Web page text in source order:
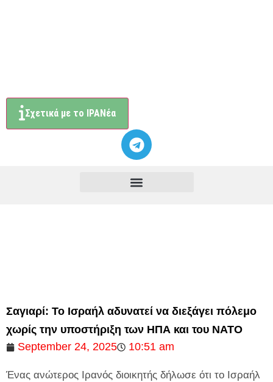
Σχετικά με το ΙΡΑΝέα
Σαγιαρί: Το Ισραήλ αδυνατεί να διεξάγει πόλεμο
χωρίς την υποστήριξη των ΗΠΑ και του ΝΑΤΟ
September 24, 2025
10:51 am
Ένας ανώτερος Ιρανός διοικητής δήλωσε ότι το Ισραήλ